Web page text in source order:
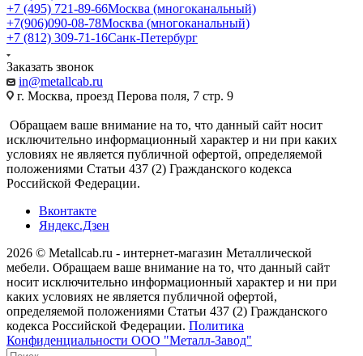
+7 (495) 721-89-66Москва (многоканальный)
+7(906)090-08-78Москва (многоканальный)
+7 (812) 309-71-16Санк-Петербург
Заказать звонок
in@metallcab.ru
г. Москва, проезд Перова поля, 7 стр. 9
Обращаем ваше внимание на то, что данный сайт носит
исключительно информационный характер и ни при каких
условиях не является публичной офертой, определяемой
положениями Статьи 437 (2) Гражданского кодекса
Российской Федерации.
Вконтакте
Яндекс.Дзен
2026 © Metallcab.ru - интернет-магазин Металлической
мебели. Обращаем ваше внимание на то, что данный сайт
носит исключительно информационный характер и ни при
каких условиях не является публичной офертой,
определяемой положениями Статьи 437 (2) Гражданского
кодекса Российской Федерации. Политика
Конфиденциальности ООО "Металл-Завод"